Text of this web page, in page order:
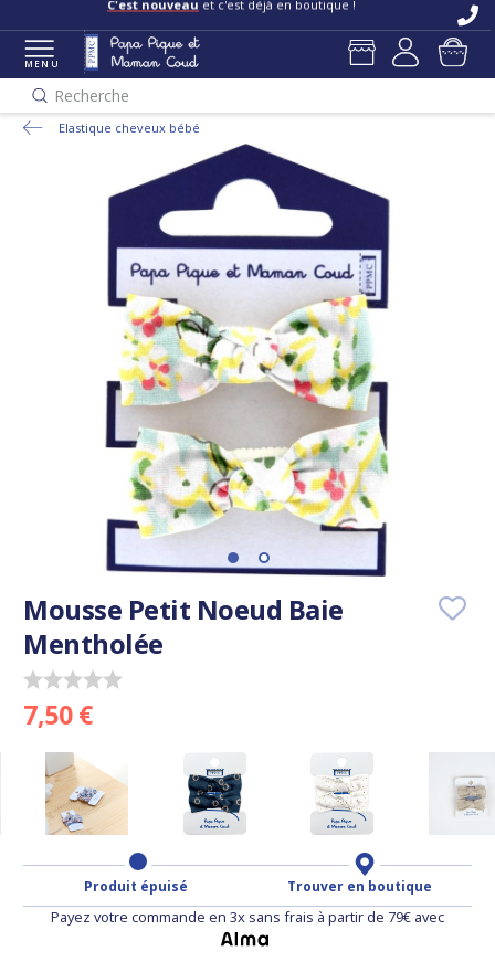
C'est nouveau et c'est déjà en boutique !
MENU
Recherche
Elastique cheveux bébé
Mousse Petit Noeud Baie
Mentholée
7,50 €
Produit épuisé Trouver en boutique
Payez votre commande en 3x sans frais à partir de 79€ avec